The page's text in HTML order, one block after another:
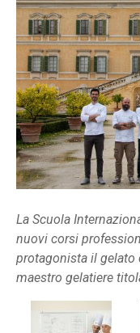
La Scuola
nuovi corsi
protagonista il gelato
maestro gelatiere